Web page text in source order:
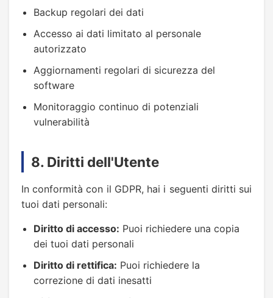
Backup regolari dei dati
Accesso ai dati limitato al personale
autorizzato
Aggiornamenti regolari di sicurezza del
software
Monitoraggio continuo di potenziali
vulnerabilità
8. Diritti dell'Utente
In conformità con il GDPR, hai i seguenti diritti sui
tuoi dati personali:
Diritto di accesso: Puoi richiedere una copia
dei tuoi dati personali
Diritto di rettifica: Puoi richiedere la
correzione di dati inesatti